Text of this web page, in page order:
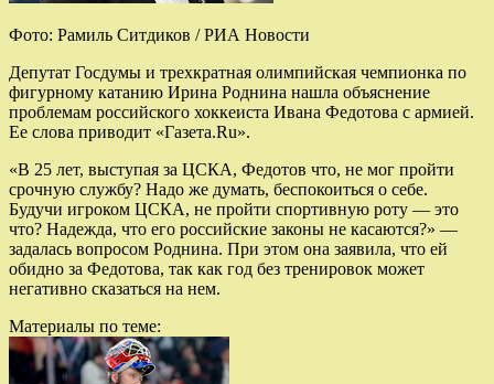
Фото: Рамиль Ситдиков / РИА Новости
Депутат Госдумы и трехкратная олимпийская чемпионка по
фигурному катанию Ирина Роднина нашла объяснение
проблемам российского хоккеиста Ивана Федотова с армией.
Ее слова приводит «Газета.Ru».
«В 25 лет, выступая за ЦСКА, Федотов что, не мог пройти
срочную службу? Надо же думать, беспокоиться о себе.
Будучи игроком ЦСКА, не пройти спортивную роту — это
что? Надежда, что его российские законы не касаются?» —
задалась вопросом Роднина. При этом она заявила, что ей
обидно за Федотова, так как год без тренировок может
негативно сказаться на нем.
Материалы по теме: